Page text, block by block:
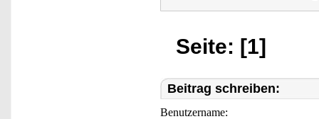
Seite: [1]
Beitrag schreiben:
Benutzername: